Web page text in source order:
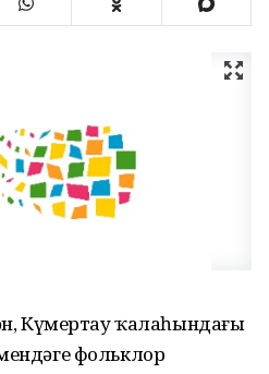
Күмертау ҡалаһындағы
фольклор